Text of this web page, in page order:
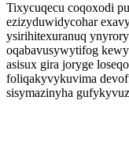
Tixycuqecu coqoxodi
ezizyduwidycohar
ysirihitexuranuq
oqabavusywytifog
asisux gira joryge
foliqakyvykuvima
sisymazinyha